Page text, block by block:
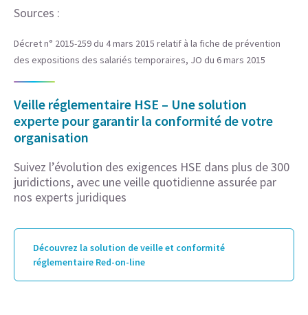
Sources :
Décret n° 2015-259 du 4 mars 2015 relatif à la fiche de prévention
des expositions des salariés temporaires, JO du 6 mars 2015
Veille réglementaire HSE – Une solution
experte pour garantir la conformité de votre
organisation
Suivez l’évolution des exigences HSE dans plus de 300
juridictions, avec une veille quotidienne assurée par
nos experts juridiques
Découvrez la solution de veille et conformité
réglementaire Red-on-line